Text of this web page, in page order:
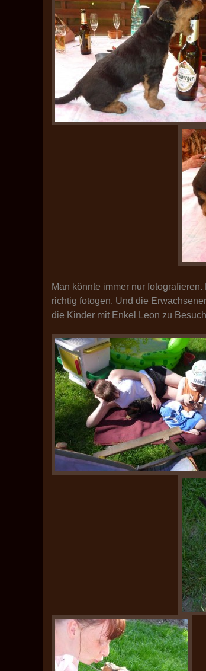
Man könnte immer nur
richtig fotogen. Und die
die Kinder mit Enkel Leon zu